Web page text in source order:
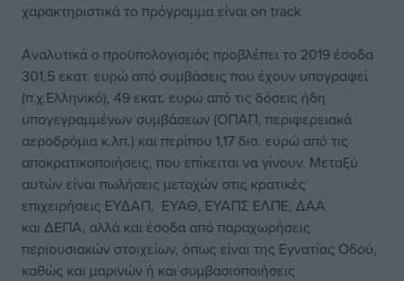
χαρακτηριστικά το πρόγραμμα είναι on track
Αναλυτικά ο προϋπολογισμός προβλέπει το 2019 έσοδα
301,5 εκατ. ευρώ από συμβάσεις που έχουν υπογραφεί
(π.χ.Ελληνικό), 49 εκατ. ευρώ από τις δόσεις ήδη
υπογεγραμμένων συμβάσεων (ΟΠΑΠ, περιφερειακά
αεροδρόμια κ.λπ.) και περίπου 1,17 δισ. ευρώ από τις
αποκρατικοποιήσεις, που επίκειται να γίνουν. Μεταξύ
αυτών είναι πωλήσεις μετοχών στις κρατικές
επιχειρήσεις ΕΥΔΑΠ, ΕΥΑΘ, ΕΥΑΠΣ ΕΛΠΕ, ΔΑΑ
καιΔΕΠΑ, αλλά και έσοδα από παραχωρήσεις
περιουσιακών στοιχείων, όπως είναι της Εγνατίας Οδού,
καθώς και μαρινών ή και συμβασιοποιήσεις